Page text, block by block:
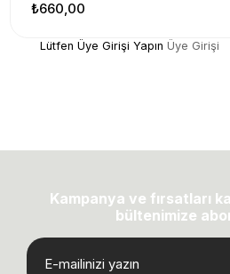
₺660,00
Lütfen Üye Girişi Yapın Üye Girişi
Kampanya ve fırsatları
bültenimize